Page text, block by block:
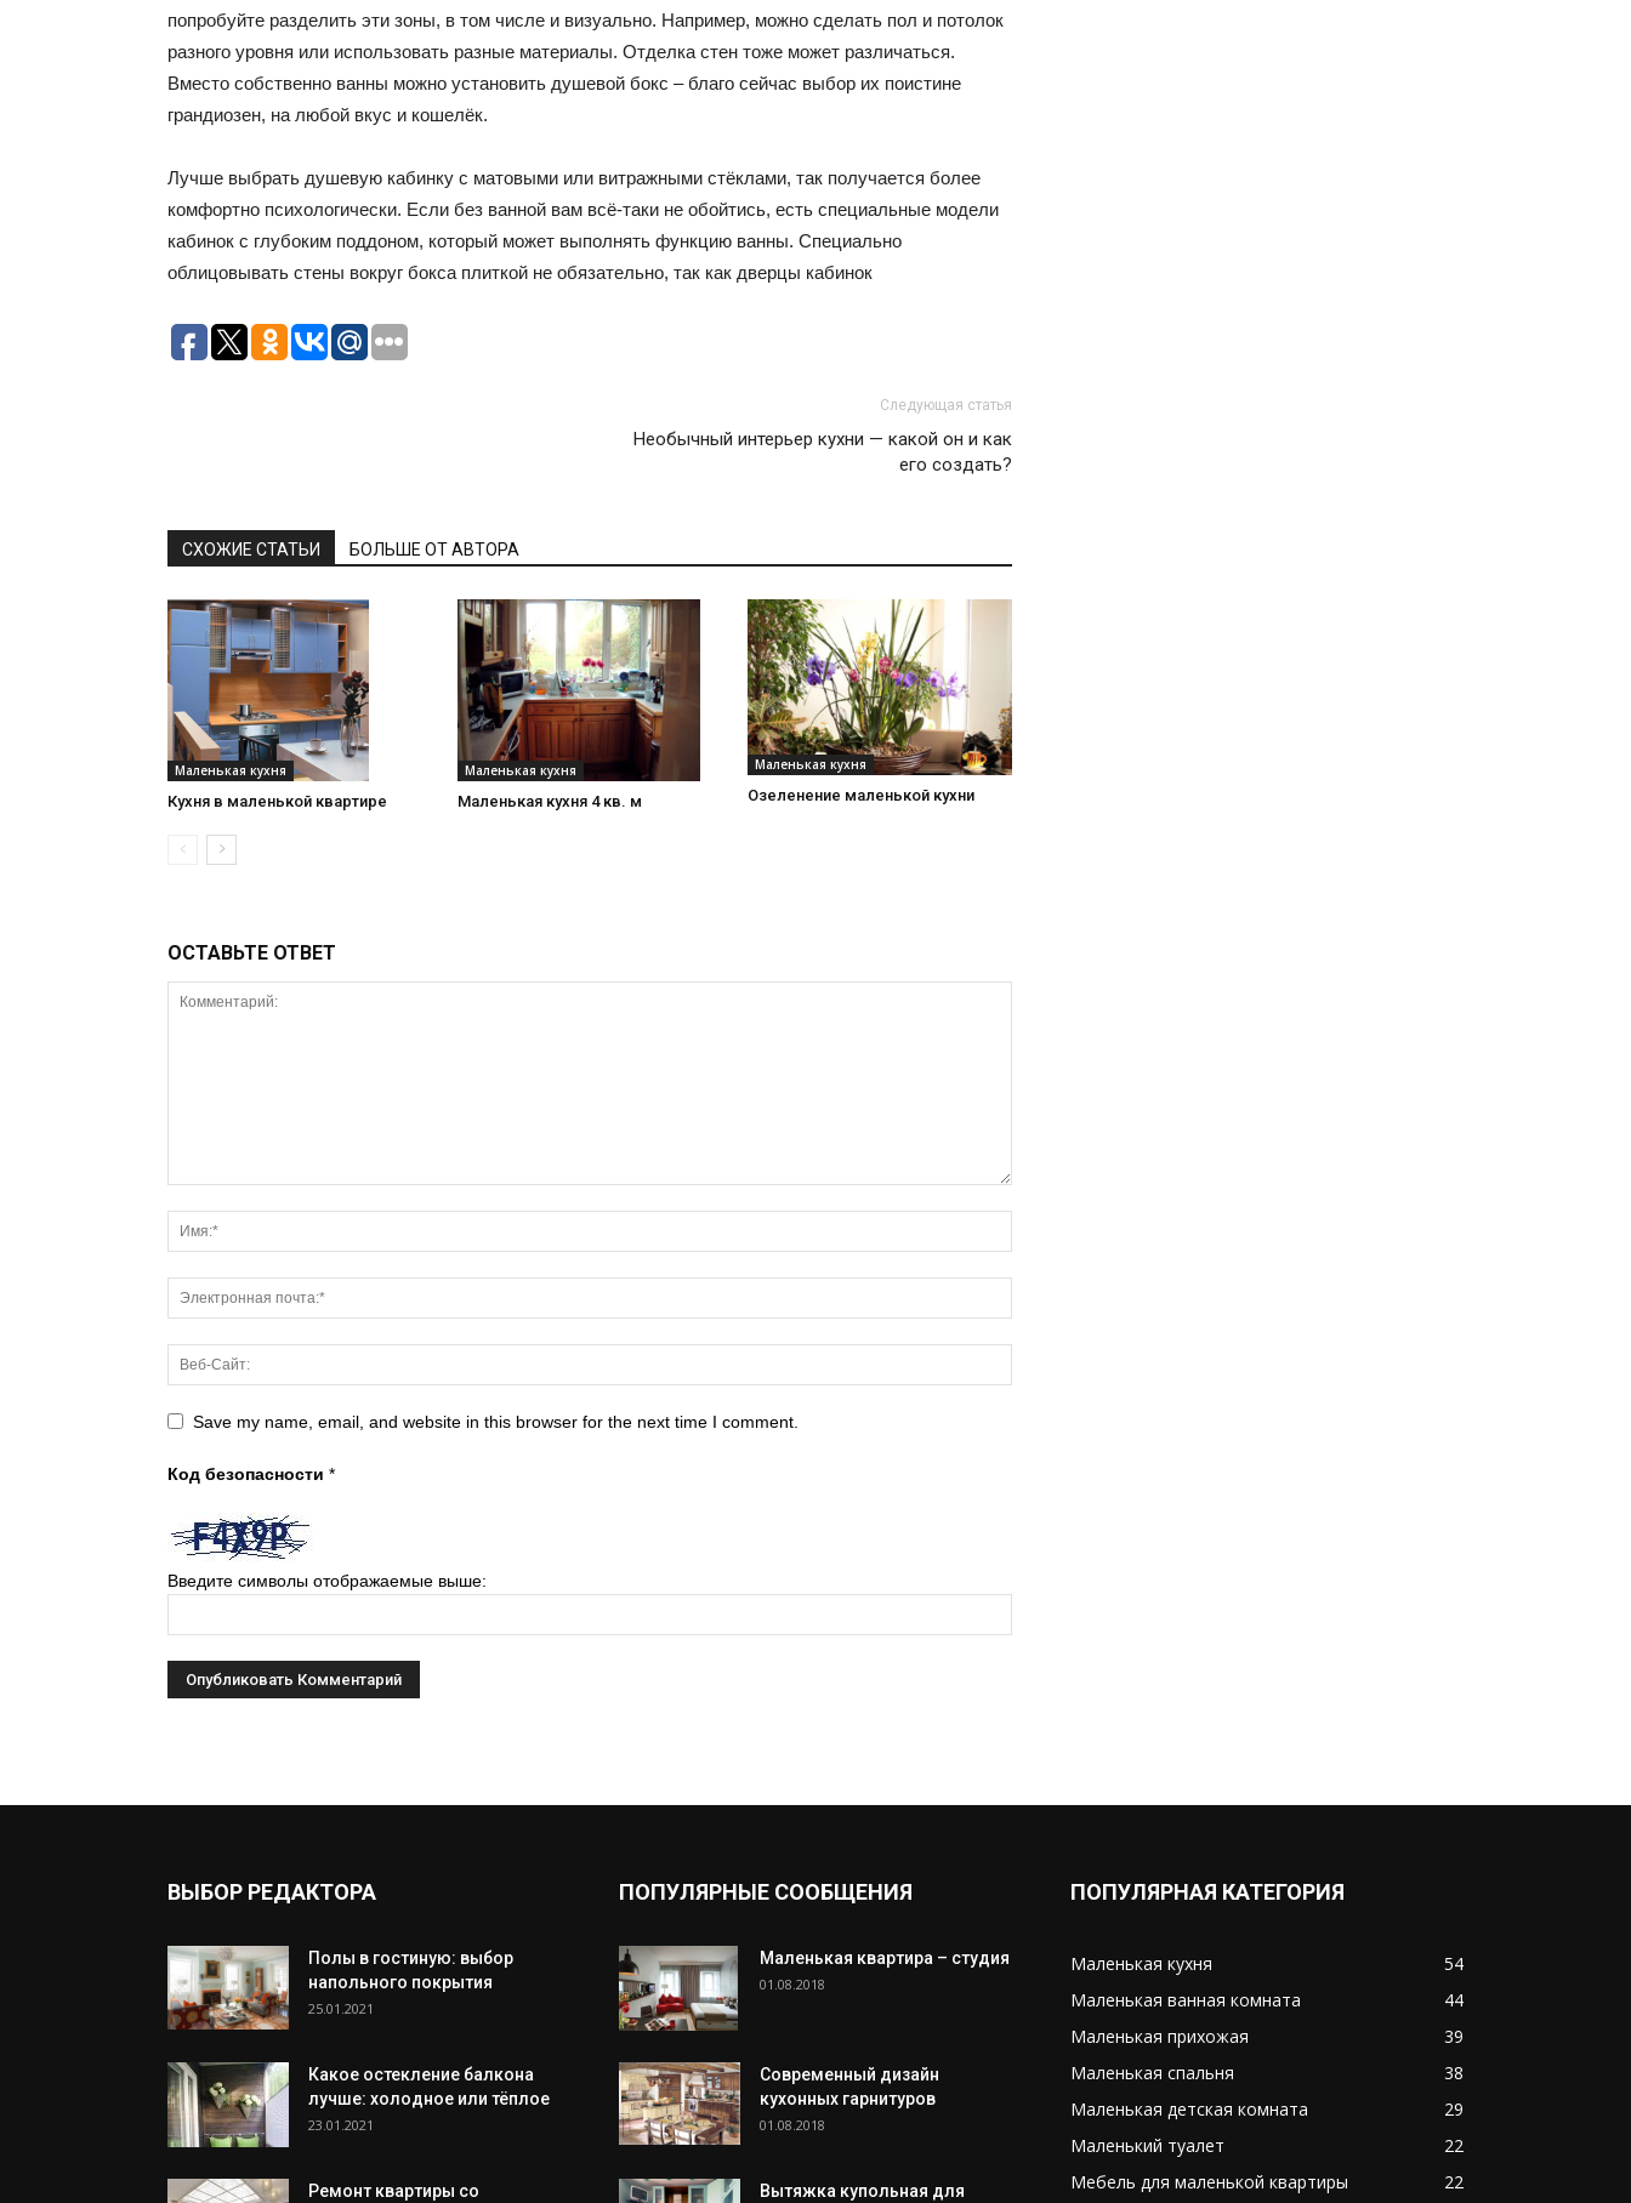
и
статьи
попробуйте разделить эти зоны, в том числе и визуально. Например, можно сделать пол и потолок
разного уровня или использовать разные материалы. Отделка стен тоже может различаться.
Вместо собственно ванны можно установить душевой бокс – благо сейчас выбор их поистине
грандиозен, на любой вкус и кошелёк.
Лучше выбрать душевую кабинку с матовыми или витражными стёклами, так получается более
комфортно психологически. Если без ванной вам всё-таки не обойтись, есть специальные модели
кабинок с глубоким поддоном, который может выполнять функцию ванны. Специально
облицовывать стены вокруг бокса плиткой не обязательно, так как дверцы кабинок
Следующая статья
Необычный интерьер кухни — какой он и как
его создать?
СХОЖИЕ СТАТЬИ БОЛЬШЕ ОТ АВТОРА
Маленькая кухня
Кухня в маленькой квартире
Маленькая кухня
Маленькая кухня 4 кв. м
Маленькая кухня
Озеленение маленькой кухни
ОСТАВЬТЕ ОТВЕТ
Save my name, email, and website in this browser for the next time I comment.
Код безопасности *
Введите символы отображаемые выше:
ВЫБОР РЕДАКТОРА
Полы в гостиную: выбор
напольного покрытия
25.01.2021
Какое остекление балкона
лучше: холодное или тёплое
23.01.2021
Ремонт квартиры со
ПОПУЛЯРНЫЕ СООБЩЕНИЯ
Маленькая квартира – студия
01.08.2018
Современный дизайн
кухонных гарнитуров
01.08.2018
Вытяжка купольная для
ПОПУЛЯРНАЯ КАТЕГОРИЯ
Маленькая кухня
54
Маленькая ванная комната
44
Маленькая прихожая
39
Маленькая спальня
38
Маленькая детская комната
29
Маленький туалет
22
Мебель для маленькой квартиры
22